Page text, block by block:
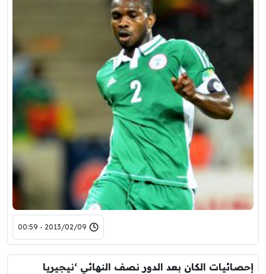
2013/02/09 - 00:59
إحصائيات الكان بعد الدور نصف النهائي ‘نيجيريا